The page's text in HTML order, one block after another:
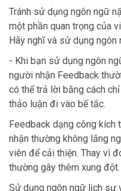
Tránh sử dụng ngôn ngữ
một phần quan trọng của
Hãy nghĩ và sử dụng
- Khi bạn sử dụng ngôn
người nhận Feedback
có thể trả lời bằng cách
thảo luận đi vào bế tắc.
Feedback dạng công kích
nhận thường không lắng
viên để cải thiện. Thay vì
thường gây thêm xung đột.
Sử dụng ngôn ngữ lịch sự